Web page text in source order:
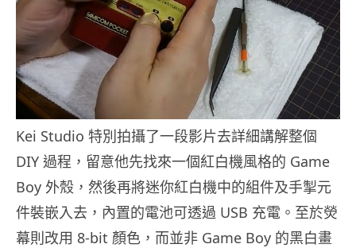
Kei Studio 特別拍攝了一段影片去詳細講解整個
DIY 過程，留意他先找來一個紅白機風格的 Game
Boy 外殼，然後再將迷你紅白機中的組件及手掣元
件裝嵌入去，內置的電池可透過 USB 充電。至於熒
幕則改用 8-bit 顏色，而並非 Game Boy 的黑白畫